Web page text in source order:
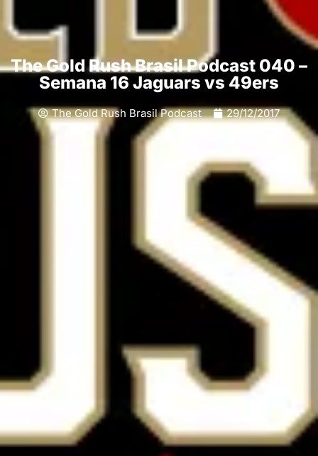
The Gold Rush Brasil Podcast 040 –
Semana 16 Jaguars vs 49ers
The Gold Rush Brasil Podcast 29/12/2017